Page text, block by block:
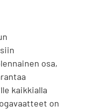
osa,
kaikkialla
on